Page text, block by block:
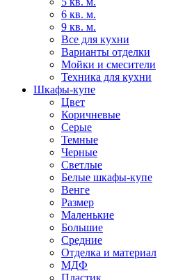
6 кв. м.
9 кв. м.
Все для кухни
Варианты отделки
Мойки и смесители
Техника для кухни
Шкафы-купе
Цвет
Коричневые
Серые
Темные
Черные
Светлые
Белые шкафы-купе
Венге
Размер
Маленькие
Большие
Средние
Отделка и материал
МДФ
Пластик